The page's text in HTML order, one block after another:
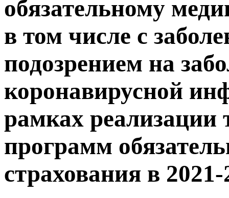
обязательному
в том числе с
подозрением на
коронавирусной
рамках реализации
программ
страхования в